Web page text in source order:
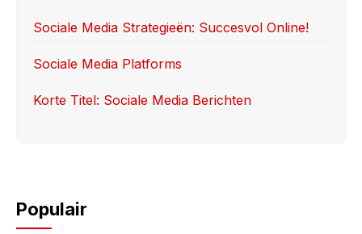
Sociale Media Strategieën: Succesvol Online!
Sociale Media Platforms
Korte Titel: Sociale Media Berichten
Populair